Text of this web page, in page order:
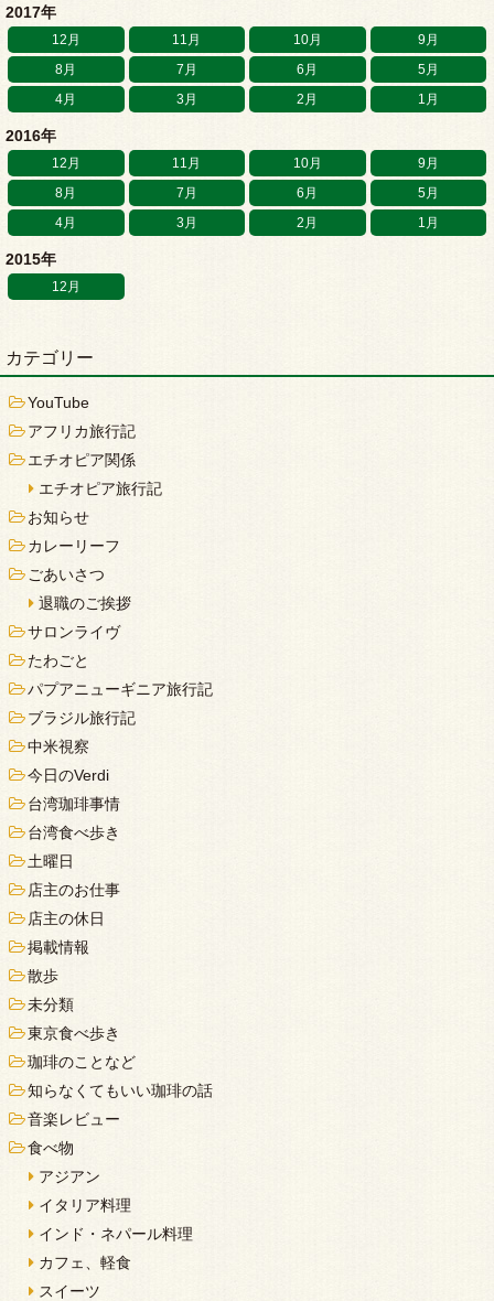
2017年
12月 11月 10月
9月
8月
7月 6月
5月
4月
3月 2月 1月
2016年
12月 11月 10月
9月
8月
7月 6月
5月
4月
3月 2月 1月
2015年
12月
カテゴリー
YouTube
アフリカ旅行記
エチオピア関係
エチオピア旅行記
お知らせ
カレーリーフ
ごあいさつ
退職のご挨拶
サロンライヴ
たわごと
パプアニューギニア旅行記
ブラジル旅行記
中米視察
今日のVerdi
台湾珈琲事情
台湾食べ歩き
土曜日
店主のお仕事
店主の休日
掲載情報
散歩
未分類
東京食べ歩き
珈琲のことなど
知らなくてもいい珈琲の話
音楽レビュー
食べ物
アジアン
イタリア料理
インド・ネパール料理
カフェ、軽食
スイーツ